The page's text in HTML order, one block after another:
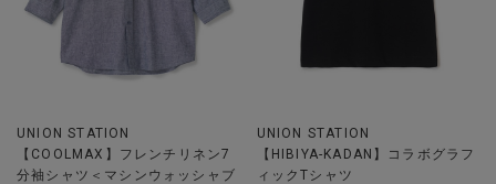
UNION STATION
【COOLMAX】フレンチリネン7
分袖シャツ＜マシンウォッシャブ
UNION STATION
【HIBIYA-KADAN】コラボグラフ
ィックTシャツ